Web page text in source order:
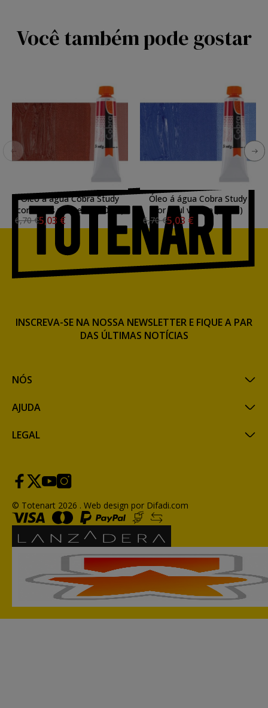
Você também pode gostar
Óleo á água Cobra Study
cor Inglês vermelho (40 ml)
6,70 €5,03 €
Óleo á água Cobra Study
cor azul violeta (40 ml)
6,70 €5,03 €
NÓS
AJUDA
LEGAL
INSCREVA-SE NA NOSSA NEWSLETTER E FIQUE A PAR
DAS ÚLTIMAS NOTÍCIAS
© Totenart 2026 . Web design por Difadi.com